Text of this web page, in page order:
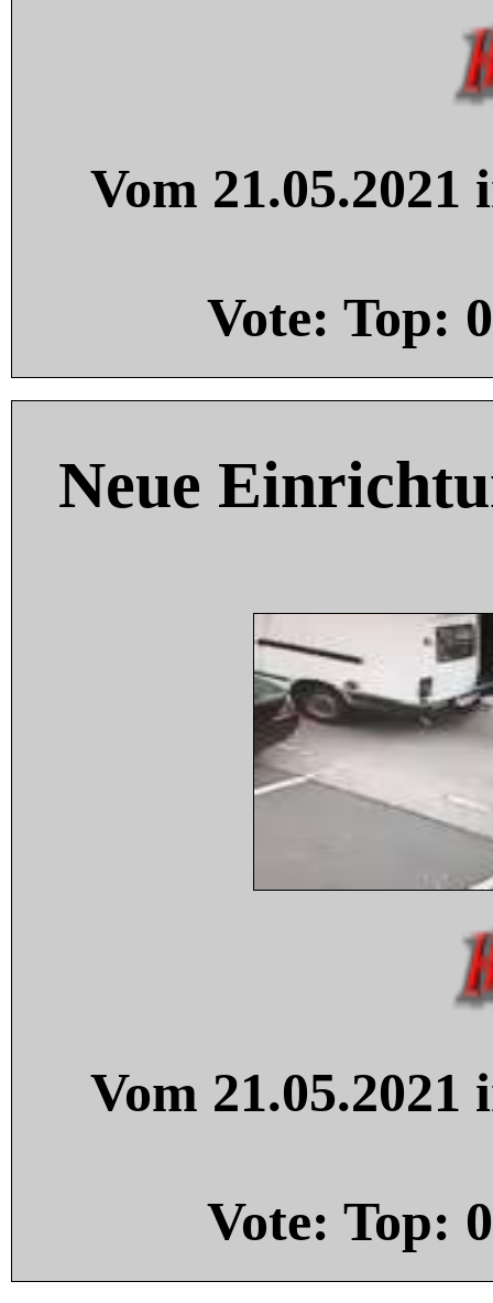
Vom
Vote: Top: 0
Neue
Vom
Vote: Top: 0